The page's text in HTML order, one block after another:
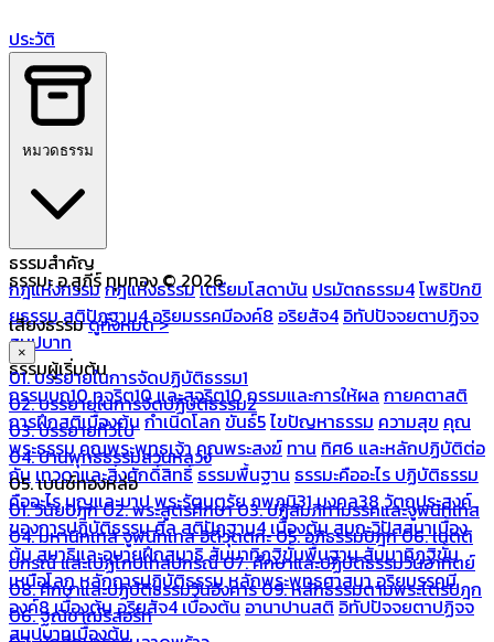
ประวัติ
หมวดธรรม
ธรรมสำคัญ
กฎแห่งกรรมกฎแห่งธรรมเตรียมโสดาบัน ปรมัตถธรรม4โพธิปักขิ
ยธรรมสติปัฏฐาน4อริยมรรคมีองค์8 อริยสัจ4 อิทัปปัจจยตาปฏิจจ
สมุปบาท
ธรรมผู้เริ่มต้น
กรรมบถ10 ทุจริต10 และสุจริต10กรรมและการให้ผล กายคตาสติ
การฝึกสติเบื้องต้นกำเนิดโลกขันธ์5ไขปัญหาธรรม ความสุข คุณ
พระธรรมคุณพระพุทธเจ้าคุณพระสงฆ์ ทาน ทิศ6 และหลักปฏิบัติต่อ
กันเทวดาและสิ่งศักดิ์สิทธิ์ธรรมพื้นฐาน ธรรมะคืออะไร ปฏิบัติธรรม
คืออะไรบุญและบาปพระรัตนตรัยภพภูมิ31 มงคล38 วัตถุประสงค์
ของการปฏิบัติธรรมศีลสติปัฏฐาน4 เบื้องต้นสมถะวิปัสสนาเบื้อง
ต้นสมาธิและอุบายฝึกสมาธิสัมมาทิฏฐิขั้นพื้นฐานสัมมาทิฏฐิขั้น
เหนือโลกหลักการปฏิบัติธรรมหลักพระพุทธศาสนาอริยมรรคมี
องค์8 เบื้องต้นอริยสัจ4 เบื้องต้นอานาปานสติอิทัปปัจจยตาปฏิจจ
สมุปบาทเบื้องต้น
ธรรมะ อ.สุภีร์ ทุมทอง © 2026
เสียงธรรมดูทั้งหมด >
×
01. บรรยายในการจัดปฏิบัติธรรม1
02. บรรยายในการจัดปฏิบัติธรรม2
03. บรรยายทั่วไป
04. บ้านพุทธธรรมสวนหลวง
05. เบนซ์ทองหล่อ
01. วินัยปิฎก02. พระสูตรศึกษา03. ปฏิสัมภิทามรรคและจูฬนิทเทส
04. มหานิทเทส จูฬนิทเทส อิติวุตตกะ05. อภิธรรมปิฎก06. เนตติ
ปกรณ์ และเปฏโกปเทสปกรณ์07. ศึกษาและปฏิบัติธรรมวันอาทิตย์
08. ศึกษาและปฏิบัติธรรมวันอังคาร09. หลักธรรมตามพระไตรปิฎก
06. ฐณิชาฌ์รีสอร์ท